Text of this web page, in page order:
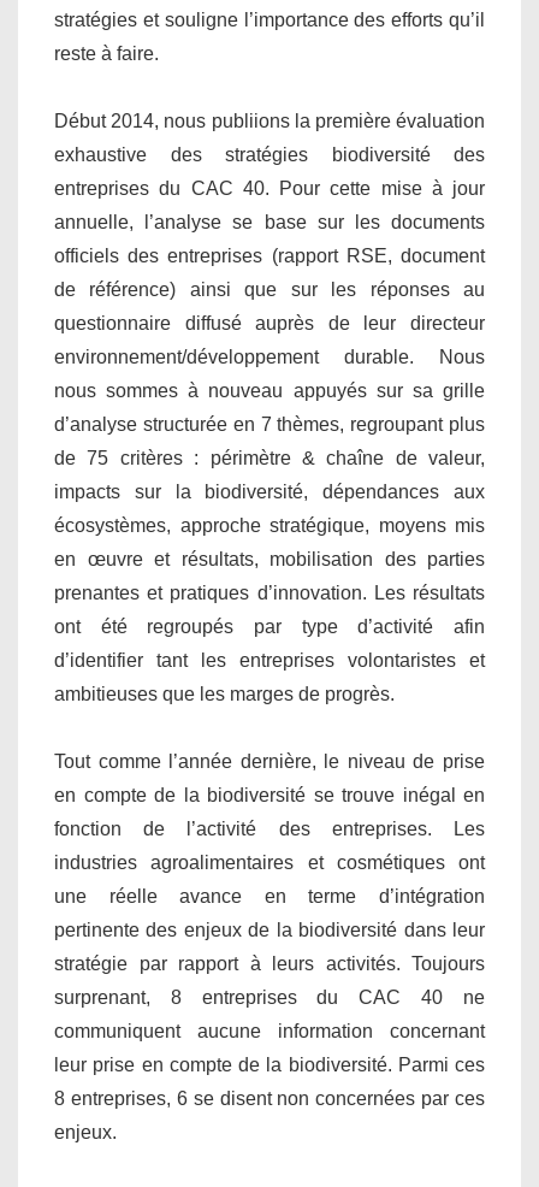
stratégies et souligne l’importance des efforts qu’il
reste à faire.
Début 2014, nous publiions la première évaluation
exhaustive des stratégies biodiversité des
entreprises du CAC 40. Pour cette mise à jour
annuelle, l’analyse se base sur les documents
officiels des entreprises (rapport RSE, document
de référence) ainsi que sur les réponses au
questionnaire diffusé auprès de leur directeur
environnement/développement durable. Nous
nous sommes à nouveau appuyés sur sa grille
d’analyse structurée en 7 thèmes, regroupant plus
de 75 critères : périmètre & chaîne de valeur,
impacts sur la biodiversité, dépendances aux
écosystèmes, approche stratégique, moyens mis
en œuvre et résultats, mobilisation des parties
prenantes et pratiques d’innovation. Les résultats
ont été regroupés par type d’activité afin
d’identifier tant les entreprises volontaristes et
ambitieuses que les marges de progrès.
Tout comme l’année dernière, le niveau de prise
en compte de la biodiversité se trouve inégal en
fonction de l’activité des entreprises. Les
industries agroalimentaires et cosmétiques ont
une réelle avance en terme d’intégration
pertinente des enjeux de la biodiversité dans leur
stratégie par rapport à leurs activités. Toujours
surprenant, 8 entreprises du CAC 40 ne
communiquent aucune information concernant
leur prise en compte de la biodiversité. Parmi ces
8 entreprises, 6 se disent non concernées par ces
enjeux.